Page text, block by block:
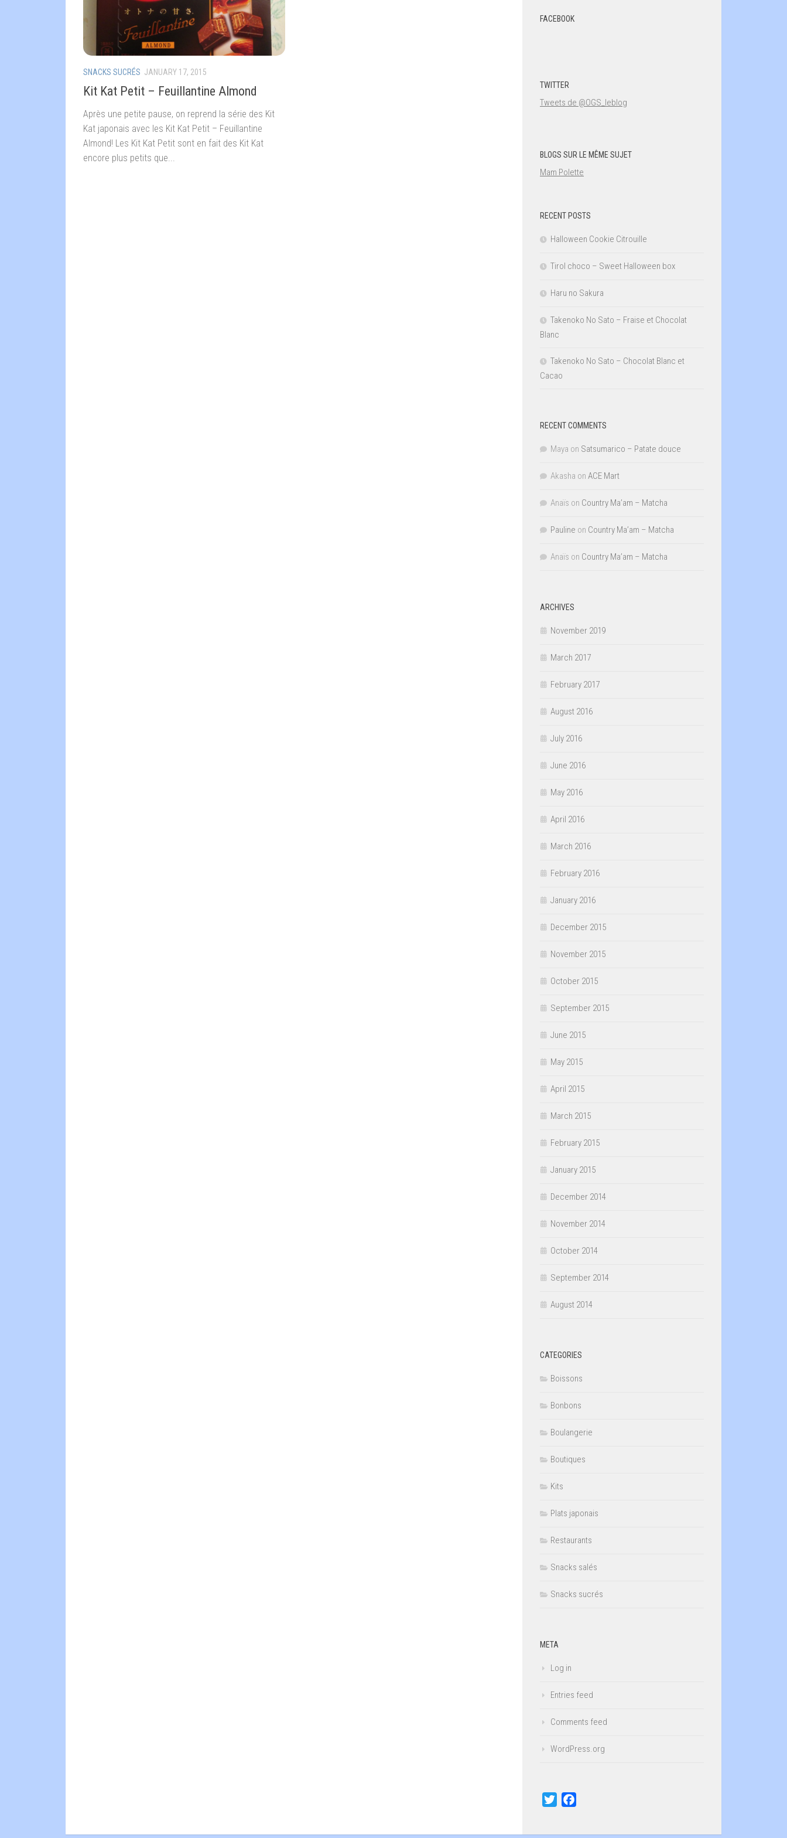
SNACKS SUCRÉS JANUARY 17, 2015
Kit Kat Petit – Feuillantine Almond
Après une petite pause, on reprend la série des Kit
Kat japonais avec les Kit Kat Petit – Feuillantine
Almond! Les Kit Kat Petit sont en fait des Kit Kat
encore plus petits que...
FACEBOOK
TWITTER
Tweets de @OGS_leblog
BLOGS SUR LE MÊME SUJET
Mam Polette
RECENT POSTS
Halloween Cookie Citrouille
Tirol choco – Sweet Halloween box
Haru no Sakura
Takenoko No Sato – Fraise et Chocolat
Blanc
Takenoko No Sato – Chocolat Blanc et
Cacao
RECENT COMMENTS
Maya on Satsumarico – Patate douce
Akasha on ACE Mart
Anaïs on Country Ma’am – Matcha
Pauline on Country Ma’am – Matcha
Anaïs on Country Ma’am – Matcha
ARCHIVES
November 2019
March 2017
February 2017
August 2016
July 2016
June 2016
May 2016
April 2016
March 2016
February 2016
January 2016
December 2015
November 2015
October 2015
September 2015
June 2015
May 2015
April 2015
March 2015
February 2015
January 2015
December 2014
November 2014
October 2014
September 2014
August 2014
CATEGORIES
Boissons
Bonbons
Boulangerie
Boutiques
Kits
Plats japonais
Restaurants
Snacks salés
Snacks sucrés
META
Log in
Entries feed
Comments feed
WordPress.org
Twitter